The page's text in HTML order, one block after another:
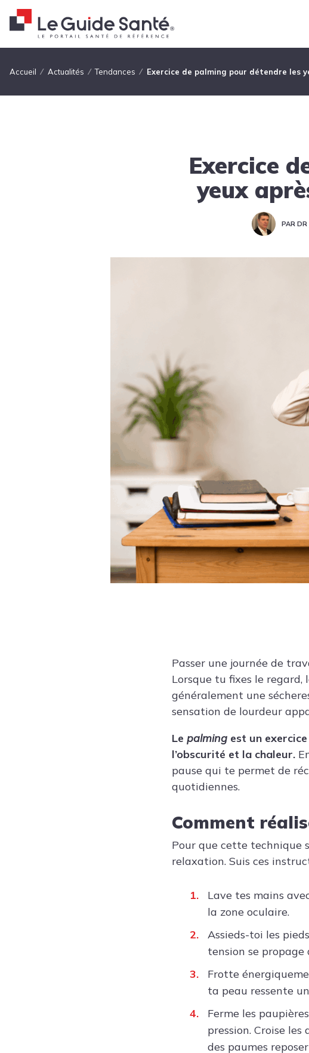
Fil d'Ariane
Accueil Actualités Tendances Exercice de palming pour détendre les
Exercice
yeux
PAR DR
Passer une journée de
Lorsque tu fixes le
généralement une
sensation de lourdeur
Le palming est un
l’obscurité et la chaleur.
pause qui te permet de
quotidiennes.
Comment
Pour que cette technique
relaxation. Suis ces
Lave tes mains
la zone oculaire.
Assieds-toi les
tension se propage
Frotte
ta peau ressente
Ferme les
pression. Croise
des paumes